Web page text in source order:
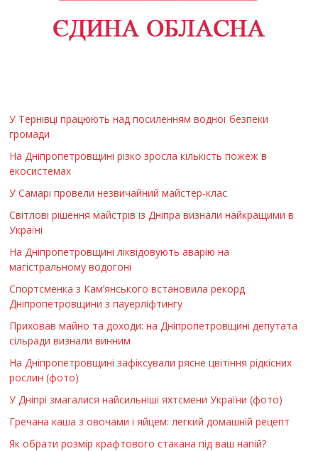
У Тернівці працюють над посиленням водної безпеки
громади
На Дніпропетровщині різко зросла кількість пожеж в
екосистемах
У Самарі провели незвичайний майстер-клас
Світлові рішення майстрів із Дніпра визнали найкращими в
Україні
На Дніпропетровщині ліквідовують аварію на
магістральному водогоні
Спортсменка з Кам’янського встановила рекорд
Дніпропетровщини з пауерліфтингу
Приховав майно та доходи: на Дніпропетровщині депутата
сільради визнали винним
На Дніпропетровщині зафіксували рясне цвітіння рідкісних
рослин (фото)
У Дніпрі змагалися найсильніші яхтсмени України (фото)
Гречана каша з овочами і яйцем: легкий домашній рецепт
Як обрати розмір крафтового стакана під ваш напій?